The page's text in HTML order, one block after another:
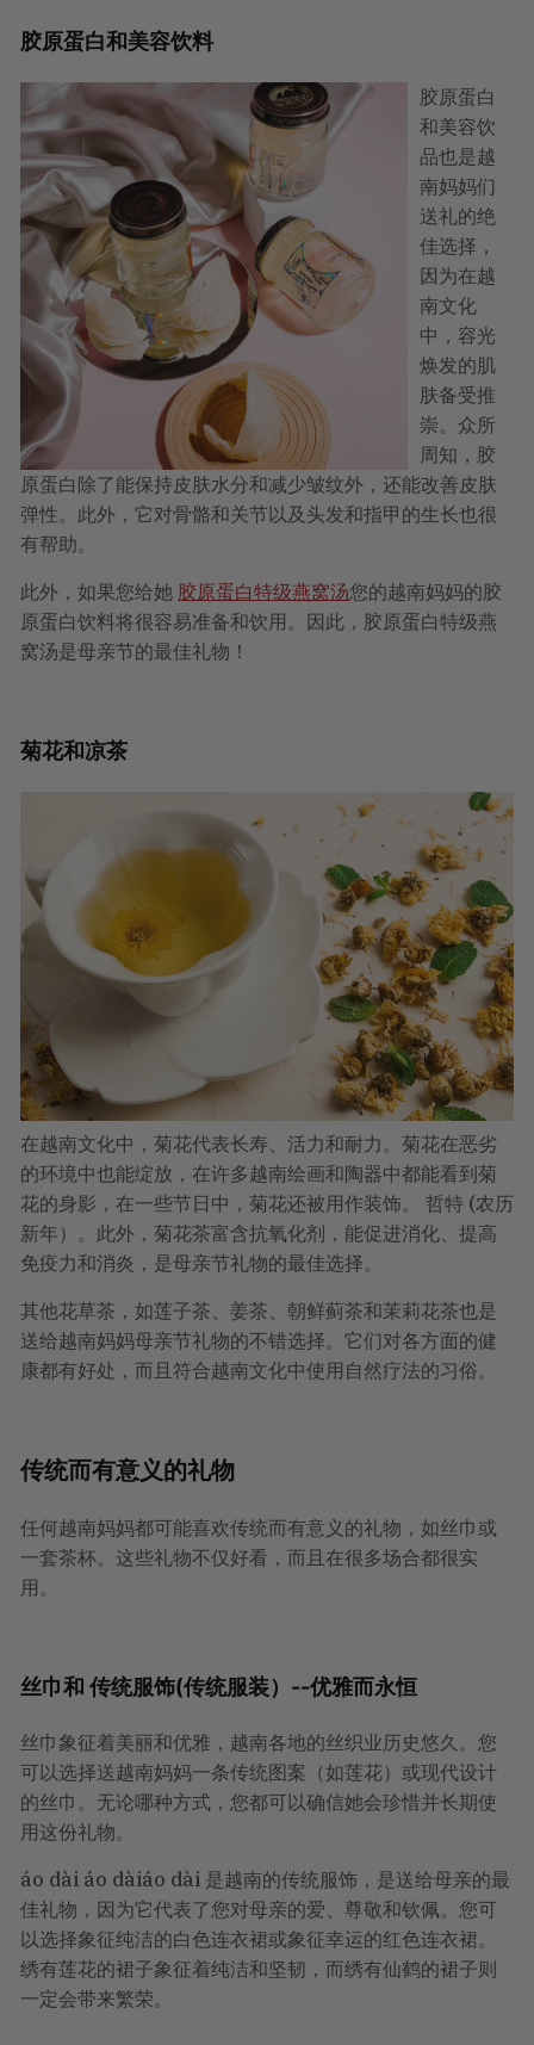
胶原蛋白和美容饮料
胶原蛋白
和美容饮
品也是越
南妈妈们
送礼的绝
佳选择，
因为在越
南文化
中，容光
焕发的肌
肤备受推
崇。众所
周知，胶
原蛋白除了能保持皮肤水分和减少皱纹外，还能改善皮肤
弹性。此外，它对骨骼和关节以及头发和指甲的生长也很
有帮助。
此外，如果您给她 胶原蛋白特级燕窝汤您的越南妈妈的胶
原蛋白饮料将很容易准备和饮用。因此，胶原蛋白特级燕
窝汤是母亲节的最佳礼物！
菊花和凉茶
在越南文化中，菊花代表长寿、活力和耐力。菊花在恶劣
的环境中也能绽放，在许多越南绘画和陶器中都能看到菊
花的身影，在一些节日中，菊花还被用作装饰。 哲特 (农历
新年）。此外，菊花茶富含抗氧化剂，能促进消化、提高
免疫力和消炎，是母亲节礼物的最佳选择。
其他花草茶，如莲子茶、姜茶、朝鲜蓟茶和茉莉花茶也是
送给越南妈妈母亲节礼物的不错选择。它们对各方面的健
康都有好处，而且符合越南文化中使用自然疗法的习俗。
传统而有意义的礼物
任何越南妈妈都可能喜欢传统而有意义的礼物，如丝巾或
一套茶杯。这些礼物不仅好看，而且在很多场合都很实
用。
丝巾和 传统服饰(传统服装）--优雅而永恒
丝巾象征着美丽和优雅，越南各地的丝织业历史悠久。您
可以选择送越南妈妈一条传统图案（如莲花）或现代设计
的丝巾。无论哪种方式，您都可以确信她会珍惜并长期使
用这份礼物。
áo dài áo dàiáo dài 是越南的传统服饰，是送给母亲的最
佳礼物，因为它代表了您对母亲的爱、尊敬和钦佩。您可
以选择象征纯洁的白色连衣裙或象征幸运的红色连衣裙。
绣有莲花的裙子象征着纯洁和坚韧，而绣有仙鹤的裙子则
一定会带来繁荣。